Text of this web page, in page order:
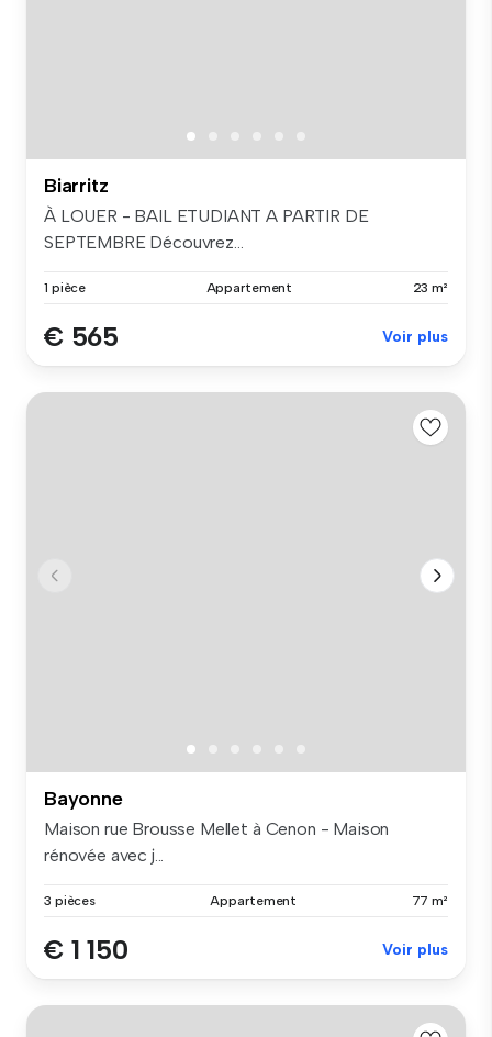
Biarritz
À LOUER - BAIL ETUDIANT A PARTIR DE
SEPTEMBRE Découvrez...
1 pièce Appartement 23 m²
€ 565 Voir plus
Bayonne
Maison rue Brousse Mellet à Cenon - Maison
rénovée avec j...
3 pièces Appartement 77 m²
€ 1 150 Voir plus